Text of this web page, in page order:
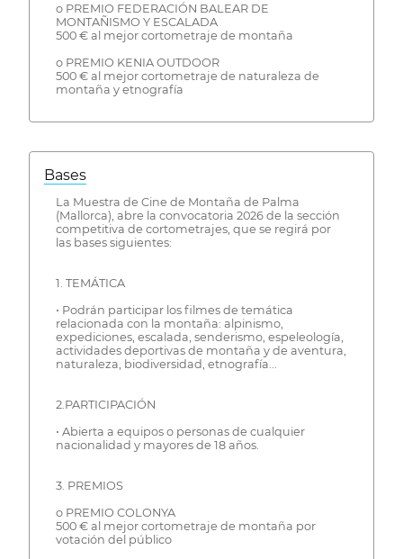
o PREMIO FEDERACIÓN BALEAR DE
MONTAÑISMO Y ESCALADA
500 € al mejor cortometraje de montaña
o PREMIO KENIA OUTDOOR
500 € al mejor cortometraje de naturaleza de
montaña y etnografía
Bases
La Muestra de Cine de Montaña de Palma
(Mallorca), abre la convocatoria 2026 de la sección
competitiva de cortometrajes, que se regirá por
las bases siguientes:
1. TEMÁTICA
• Podrán participar los filmes de temática
relacionada con la montaña: alpinismo,
expediciones, escalada, senderismo, espeleología,
actividades deportivas de montaña y de aventura,
naturaleza, biodiversidad, etnografía...
2.PARTICIPACIÓN
• Abierta a equipos o personas de cualquier
nacionalidad y mayores de 18 años.
3. PREMIOS
o PREMIO COLONYA
500 € al mejor cortometraje de montaña por
votación del público